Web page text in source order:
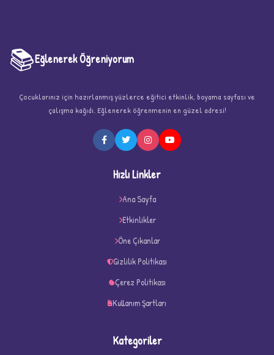
📚Eğlenerek Öğreniyorum
Çocuklarınız için hazırlanmış yüzlerce eğitici etkinlik, boyama sayfası ve
çalışma kağıdı. Eğlenerek öğrenmenin en güzel adresi!
Hızlı Linkler
Ana Sayfa
Etkinlikler
Öne Çıkanlar
Gizlilik Politikası
Çerez Politikası
Kullanım Şartları
Kategoriler